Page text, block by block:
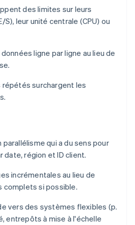
des limites sur leurs
leur unité centrale (CPU) ou
ligne par ligne au lieu de
surchargent les
parallélisme qui a du sens pour
date, région et ID client.
incrémentales au lieu de
complets si possible.
vers des systèmes flexibles (p.
entrepôts à mise à l'échelle